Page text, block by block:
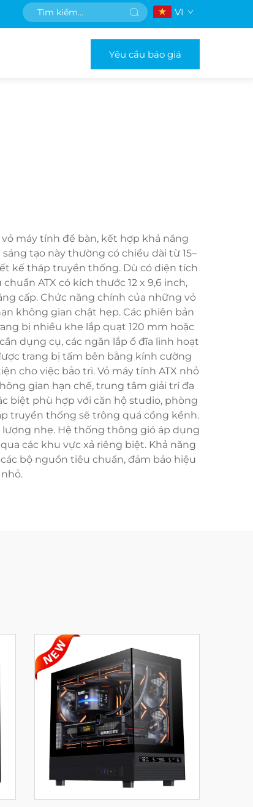
VI
Yêu cầu báo giá
máy tính để bàn, kết hợp khả năng
tạo này thường có chiều dài từ 15–
kế tháp truyền thống. Dù có diện tích
ATX có kích thước 12 x 9,6 inch,
cấp. Chức năng chính của những vỏ
không gian chật hẹp. Các phiên bản
bị nhiều khe lắp quạt 120 mm hoặc
dụng cụ, các ngăn lắp ổ đĩa linh hoạt
trang bị tấm bên bằng kính cường
cho việc bảo trì. Vỏ máy tính ATX nhỏ
gian hạn chế, trung tâm giải trí đa
biệt phù hợp với căn hộ studio, phòng
truyền thống sẽ trông quá cồng kềnh.
nhẹ. Hệ thống thông gió áp dụng
các khu vực xả riêng biệt. Khả năng
bộ nguồn tiêu chuẩn, đảm bảo hiệu